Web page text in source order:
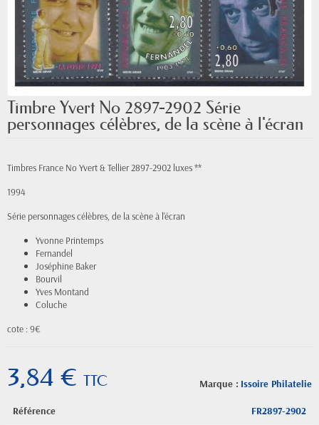
Timbre Yvert No 2897-2902 Série
personnages célèbres, de la scène à l'écran
Timbres France No Yvert & Tellier 2897-2902 luxes **
1994
Série personnages célèbres, de la scène à l'écran
Yvonne Printemps
Fernandel
Joséphine Baker
Bourvil
Yves Montand
Coluche
cote : 9€
Marque : Issoire Philatelie
3,84 € TTC
Référence FR2897-2902